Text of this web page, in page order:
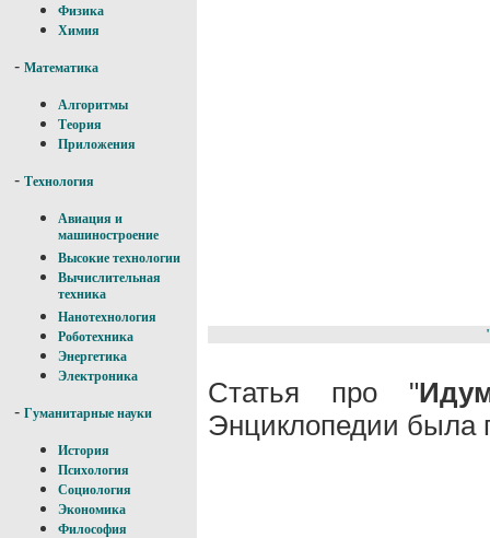
Физика
Химия
- Математика
Алгоритмы
Теория
Приложения
- Технология
Авиация и
машиностроение
Высокие технологии
Вычислительная
техника
Нанотехнология
Роботехника
Энергетика
Электроника
- Гуманитарные науки
История
Психология
Социология
Экономика
Философия
Статья про "
Энциклопедии была